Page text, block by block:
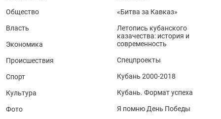
Общество
Власть
Экономика
Происшествия
Спорт
Культура
Фото
«Битва за Кавказ»
Летопись кубанского
казачества: история и
современность
Спецпроекты
Кубань 2000-2018
Кубань. Формат успеха
Я помню День Победы